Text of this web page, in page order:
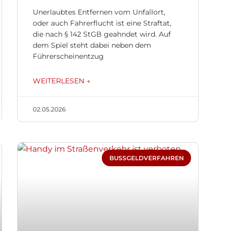
Unerlaubtes Entfernen vom Unfallort,
oder auch Fahrerflucht ist eine Straftat,
die nach § 142 StGB geahndet wird. Auf
dem Spiel steht dabei neben dem
Führerscheinentzug
WEITERLESEN →
02.05.2026
BUSSGELDVERFAHREN